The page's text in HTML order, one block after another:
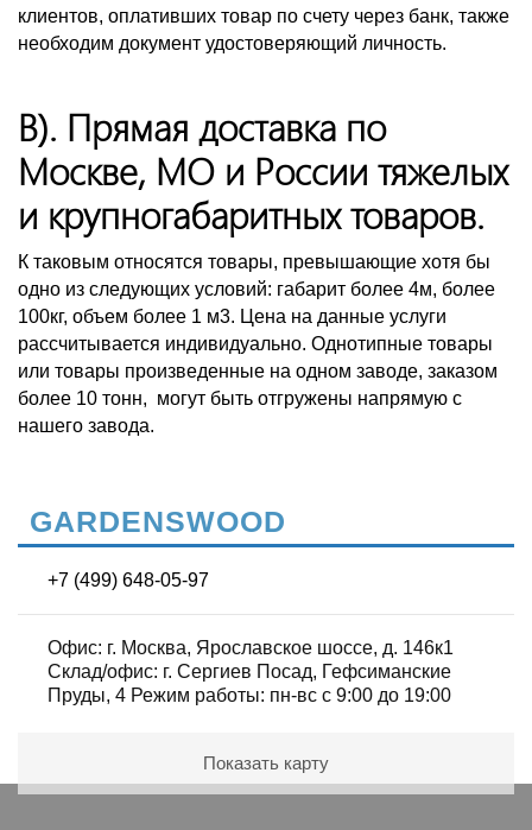
клиентов, оплативших товар по счету через банк, также
необходим документ удостоверяющий личность.
В). Прямая доставка по
Москве, МО и России тяжелых
и крупногабаритных товаров.
К таковым относятся товары, превышающие хотя бы
одно из следующих условий: габарит более 4м, более
100кг, объем более 1 м3. Цена на данные услуги
рассчитывается индивидуально. Однотипные товары
или товары произведенные на одном заводе, заказом
более 10 тонн, могут быть отгружены напрямую с
нашего завода.
GARDENSWOOD
+7 (499) 648-05-97
Офис: г. Москва, Ярославское шоссе, д. 146к1
Склад/офис: г. Сергиев Посад, Гефсиманские
Пруды, 4 Режим работы: пн-вс с 9:00 до 19:00
Показать карту